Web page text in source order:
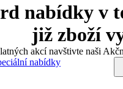
nabídky v
již zboží
akcí navštivte naši
nabídky